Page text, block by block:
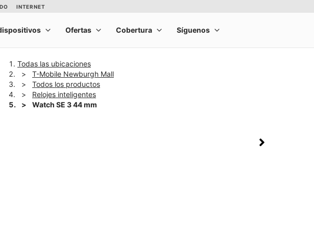
Todas las ubicaciones
T-Mobile Newburgh Mall
Todos los productos
Relojes inteligentes
Watch SE 3 44 mm
This carousel shows one large product image at a time. Use the Previous and Next buttons